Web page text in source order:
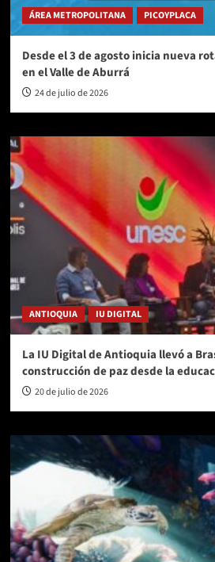
ÁREA METROPOLITANA PICOYPLACA
Desde el 3 de agosto inicia nueva
en el Valle de Aburrá
24 de julio de 2026
ANTIOQUIA IU DIGITAL
La IU Digital de Antioquia llevó a
construcción de paz desde la
20 de julio de 2026